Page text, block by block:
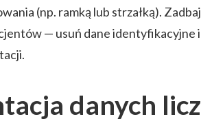
(np. ramką lub strzałką).
— usuń dane identyfikacyjne i
danych